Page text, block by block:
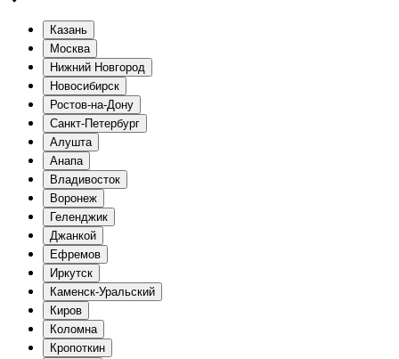
Казань
Москва
Нижний Новгород
Новосибирск
Ростов-на-Дону
Санкт-Петербург
Алушта
Анапа
Владивосток
Воронеж
Геленджик
Джанкой
Ефремов
Иркутск
Каменск-Уральский
Киров
Коломна
Кропоткин